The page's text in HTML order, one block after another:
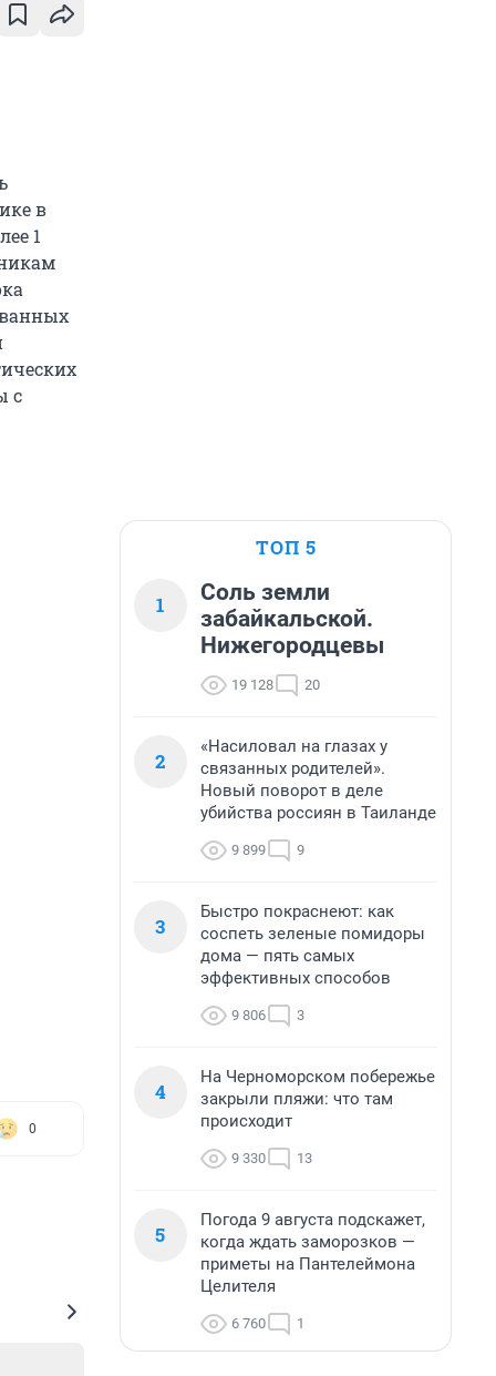
в
1
с
0
ТОП 5
1
Соль земли
забайкальской.
Нижегородцевы
19 128 20
2
«Насиловал на глазах у
связанных родителей».
Новый поворот в деле
убийства россиян в Таиланде
9 899 9
3
Быстро покраснеют: как
соспеть зеленые помидоры
дома — пять самых
эффективных способов
9 806 3
4
На Черноморском побережье
закрыли пляжи: что там
происходит
9 330 13
5
Погода 9 августа подскажет,
когда ждать заморозков —
приметы на Пантелеймона
Целителя
6 760 1